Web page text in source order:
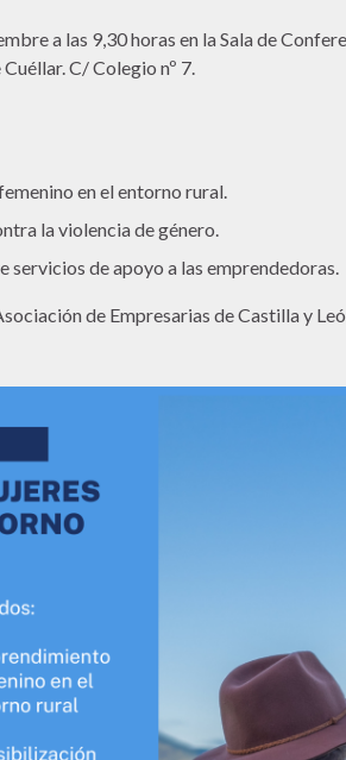
a las 9,30 horas en la Sala de
C/ Colegio nº 7.
en el entorno rural.
la violencia de género.
servicios de apoyo a las emprendedoras.
de Empresarias de Castilla y